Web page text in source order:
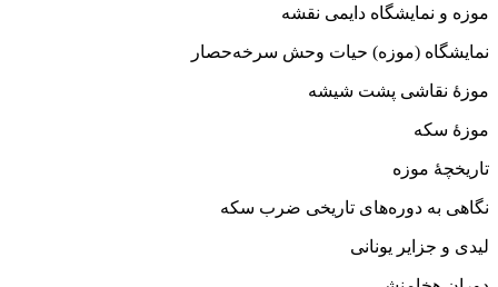
موزه و نمایشگاه دایمی نقشه
نمایشگاه (موزه) حیات وحش سرخه‌حصار
موزهٔ نقاشی پشت شیشه
موزهٔ سکه
تاریخچهٔ موزه
نگاهی به دوره‌های تاریخی ضرب سکه
لیدی و جزایر یونانی